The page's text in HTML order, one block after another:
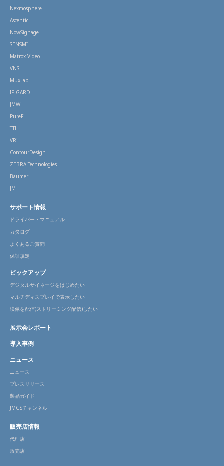
Nexmosphere
Ascentic
NowSignage
SENSMI
Matrox Video
VNS
MuxLab
IP GARD
JMW
PureFi
TTL
VRi
ContourDesign
ZEBRA Technologies
Baumer
JM
サポート情報
ドライバー・マニュアル
カタログ
よくあるご質問
保証規定
ピックアップ
デジタルサイネージをはじめたい
マルチディスプレイで表示したい
映像を配信(ストリーミング配信)したい
展示会レポート
導入事例
ニュース
ニュース
プレスリリース
製品ガイド
JMGSチャンネル
販売店情報
代理店
販売店